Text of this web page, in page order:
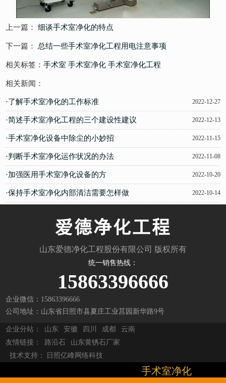
上一篇：细谈手术室净化的特点
下一篇： 总结一些手术室净化工程用电注意事项
相关标签：手术室 手术室净化 手术室净化工程
相关新闻：
·了解手术室净化的工作标准 2022-12-27
·简述手术室净化工程的三个建设性建议 2022-12-13
·手术室净化设备中除尘的小妙招 2022-11-15
·判断手术室净化运作状况的办法 2022-11-08
·加强医用手术室净化设备的方 2022-10-20
·保持手术室净化内部清洁需要怎样做 2022-10-14
山东爱德净化工程股份有限公司 版权所有
统一销售热线：
15863396666
企业微信：15863396666
公司地址：山东省日照市县夏庄工业莒园新华路9号
企业分站： 山东 安徽 四川 成都
云南
友情链接：
路沿石
山东黄锈石厂家
技术支持：
日照亿峰网络科技
手术室净化